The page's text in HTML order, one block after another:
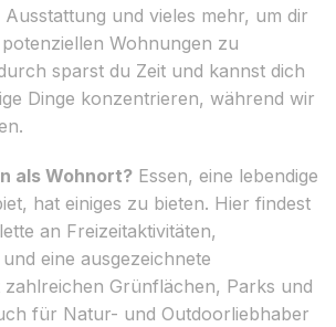
Ausstattung und vieles mehr, um dir
Wohnungen zu
sparst du Zeit und kannst dich
Dinge konzentrieren, während wir
als Wohnort? Essen, eine lebendige
hat einiges zu bieten. Hier findest
an Freizeitaktivitäten,
eine ausgezeichnete
Grünflächen, Parks und
für Natur- und Outdoorliebhaber